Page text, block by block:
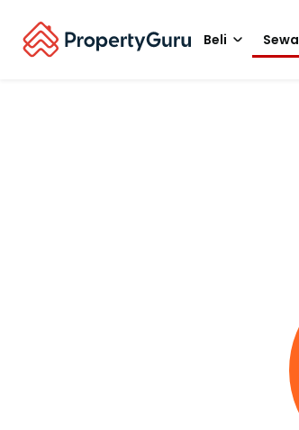
Beli Sewa